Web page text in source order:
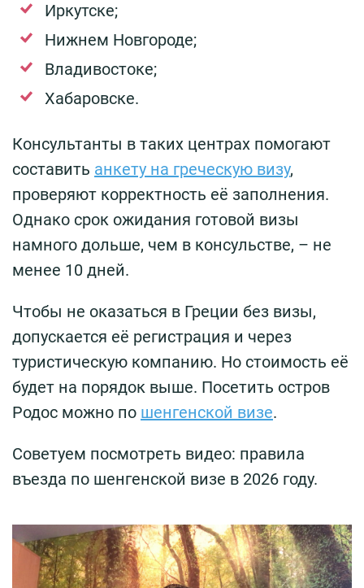
Иркутске;
Нижнем Новгороде;
Владивостоке;
Хабаровске.
Консультанты в таких центрах помогают
составить анкету на греческую визу,
проверяют корректность её заполнения.
Однако срок ожидания готовой визы
намного дольше, чем в консульстве, – не
менее 10 дней.
Чтобы не оказаться в Греции без визы,
допускается её регистрация и через
туристическую компанию. Но стоимость её
будет на порядок выше. Посетить остров
Родос можно по шенгенской визе.
Советуем посмотреть видео: правила
въезда по шенгенской визе в 2026 году.